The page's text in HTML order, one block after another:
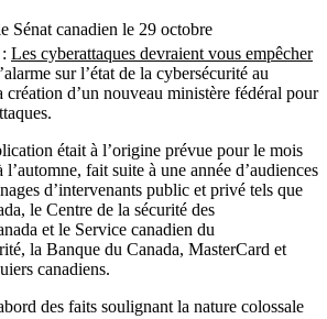
Sénat canadien le 29 octobre
Les cyberattaques devraient vous empêcher
sur l’état de la cybersécurité au
création d’un nouveau ministère fédéral pour
était à l’origine prévue pour le mois
fait suite à une année d’audiences
d’intervenants public et privé tels que
le Centre de la sécurité des
et le Service canadien du
la Banque du Canada, MasterCard et
canadiens.
des faits soulignant la nature colossale